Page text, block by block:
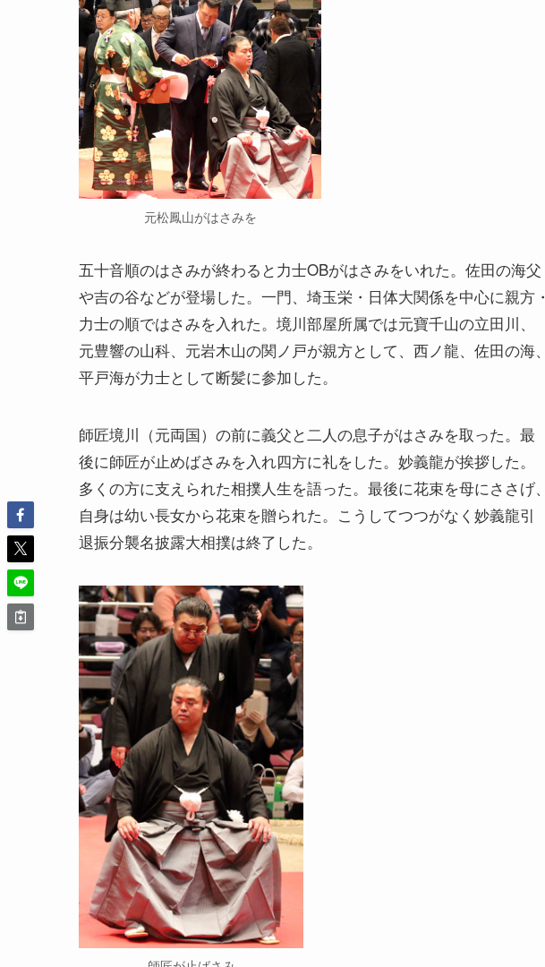
元松鳳山がはさみを
五十音順のはさみが終わると力士OBがはさみをいれた。佐田の海父
や吉の谷などが登場した。一門、埼玉栄・日体大関係を中心に親方・
力士の順ではさみを入れた。境川部屋所属では元寶千山の立田川、
元豊響の山科、元岩木山の関ノ戸が親方として、西ノ龍、佐田の海、
平戸海が力士として断髪に参加した。
師匠境川（元両国）の前に義父と二人の息子がはさみを取った。最
後に師匠が止めばさみを入れ四方に礼をした。妙義龍が挨拶した。
多くの方に支えられた相撲人生を語った。最後に花束を母にささげ、
自身は幼い長女から花束を贈られた。こうしてつつがなく妙義龍引
退振分襲名披露大相撲は終了した。